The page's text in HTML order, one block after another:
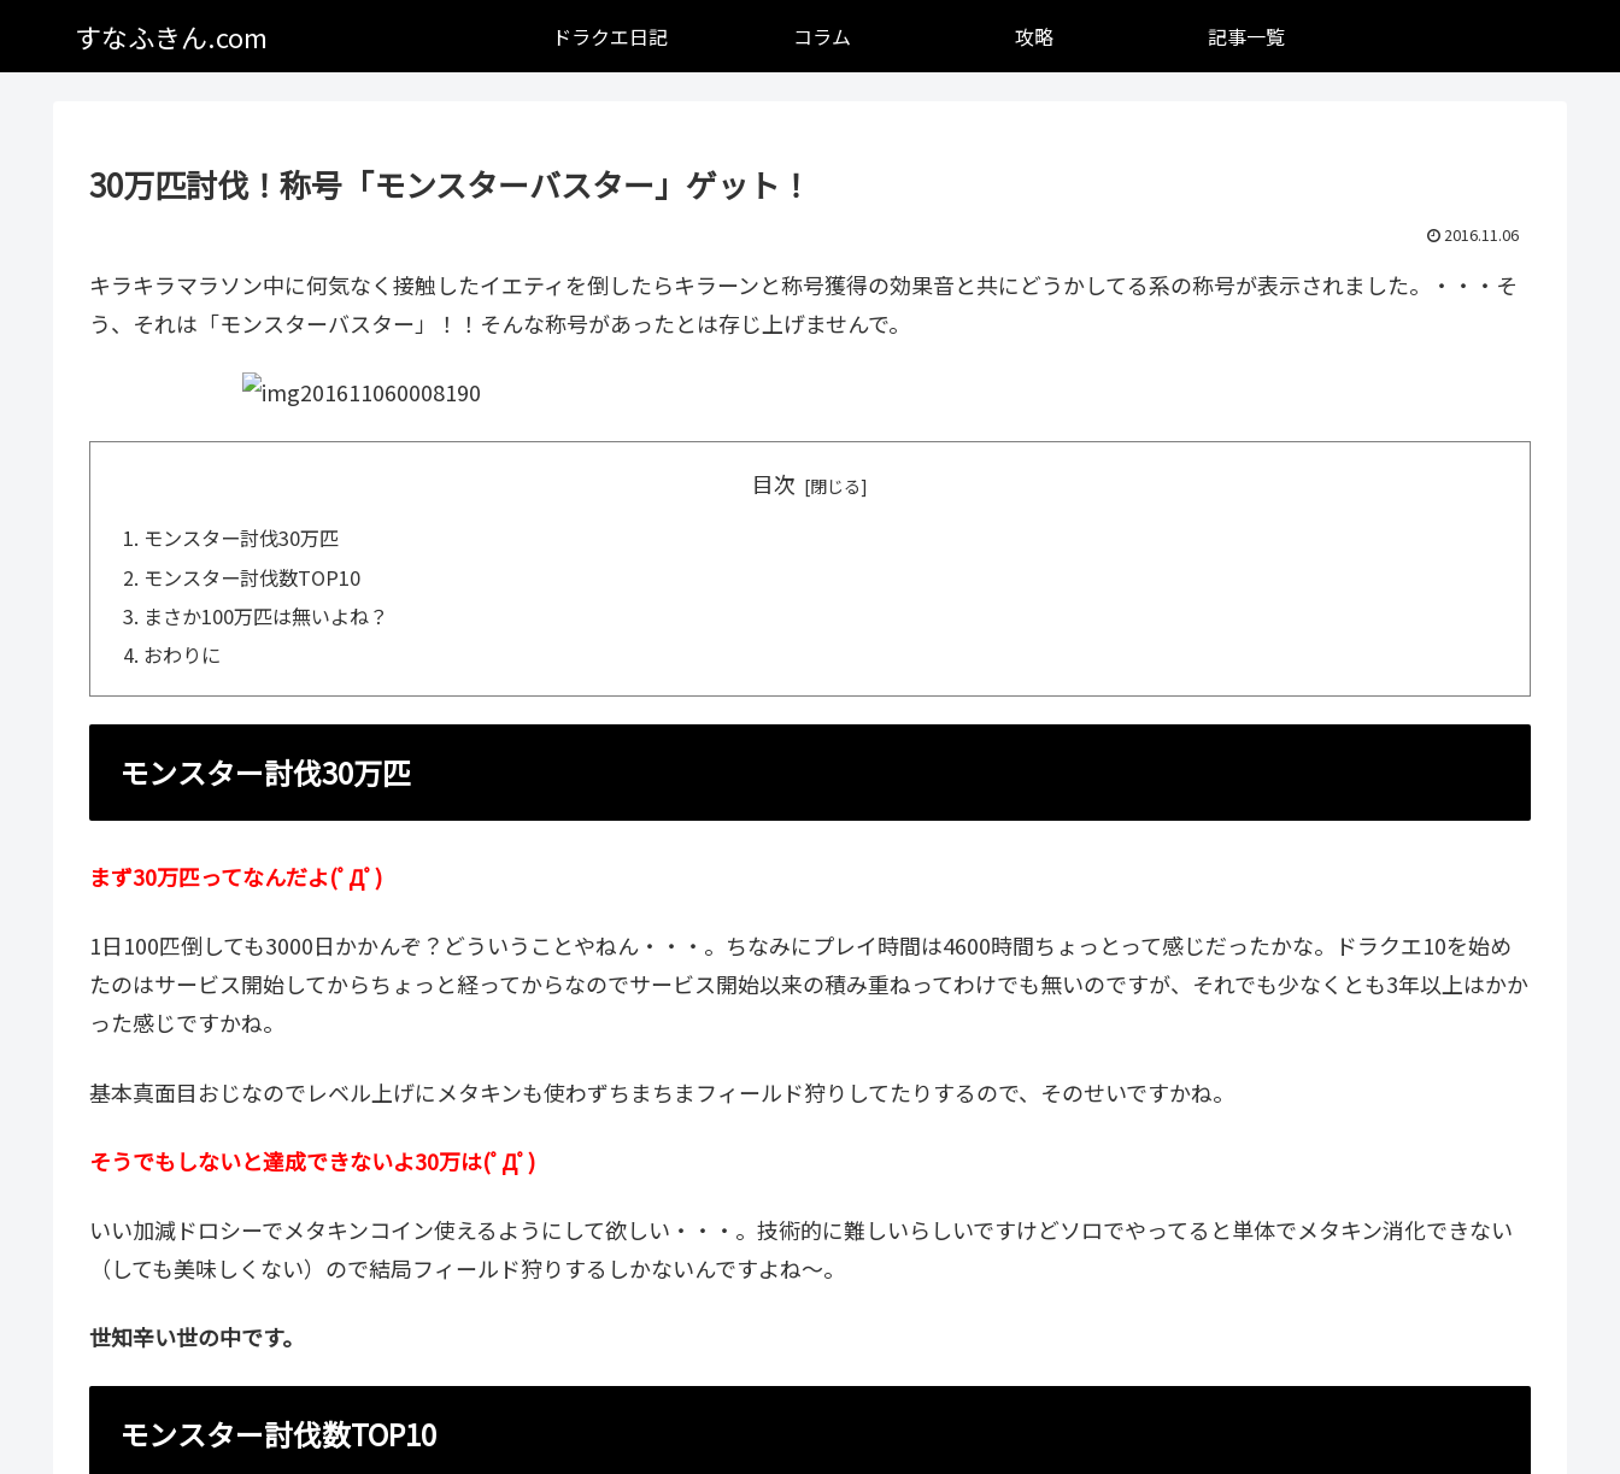
すなふきん.com ドラクエ日記 コラム 攻略 記事一覧
30万匹討伐！称号「モンスターバスター」ゲット！
2016.11.06
キラキラマラソン中に何気なく接触したイエティを倒したらキラーンと称号獲得の効果音と共にどうかしてる系の称号が表示されました。・・・そ
う、それは「モンスターバスター」！！そんな称号があったとは存じ上げませんで。
目次
モンスター討伐30万匹
モンスター討伐数TOP10
まさか100万匹は無いよね？
おわりに
モンスター討伐30万匹
まず30万匹ってなんだよ(ﾟДﾟ)
1日100匹倒しても3000日かかんぞ？どういうことやねん・・・。ちなみにプレイ時間は4600時間ちょっとって感じだったかな。ドラクエ10を始め
たのはサービス開始してからちょっと経ってからなのでサービス開始以来の積み重ねってわけでも無いのですが、それでも少なくとも3年以上はかか
った感じですかね。
基本真面目おじなのでレベル上げにメタキンも使わずちまちまフィールド狩りしてたりするので、そのせいですかね。
そうでもしないと達成できないよ30万は(ﾟДﾟ)
いい加減ドロシーでメタキンコイン使えるようにして欲しい・・・。技術的に難しいらしいですけどソロでやってると単体でメタキン消化できない
（しても美味しくない）ので結局フィールド狩りするしかないんですよね～。
世知辛い世の中です。
モンスター討伐数TOP10